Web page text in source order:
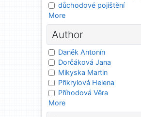
důchodové pojištění
More
Author
Daněk Antonín
Dorčáková Jana
Mikyska Martin
Přikrylová Helena
Příhodová Věra
More